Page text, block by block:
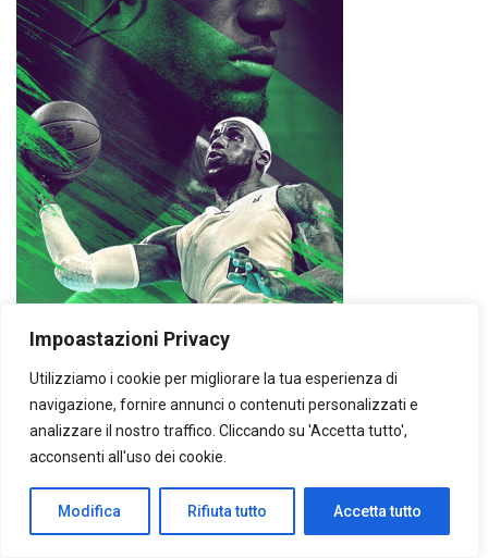
Impoastazioni Privacy
Utilizziamo i cookie per migliorare la tua esperienza di
navigazione, fornire annunci o contenuti personalizzati e
analizzare il nostro traffico. Cliccando su 'Accetta tutto',
acconsenti all'uso dei cookie.
Modifica Rifiuta tutto Accetta tutto